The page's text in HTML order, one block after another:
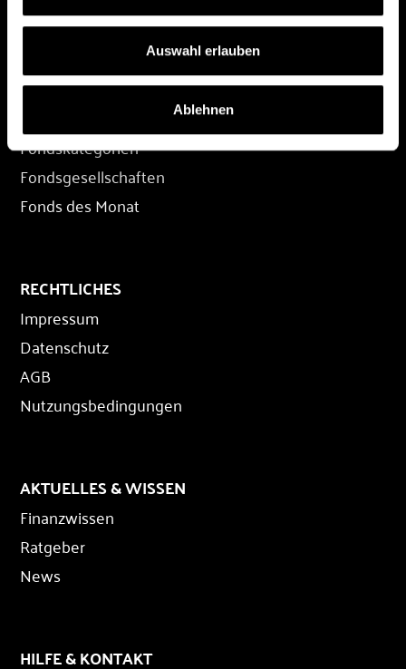
Auswahl erlauben
Ablehnen
FONDS
Fondskategorien
Fondsgesellschaften
Fonds des Monat
RECHTLICHES
Impressum
Datenschutz
AGB
Nutzungsbedingungen
AKTUELLES & WISSEN
Finanzwissen
Ratgeber
News
HILFE & KONTAKT